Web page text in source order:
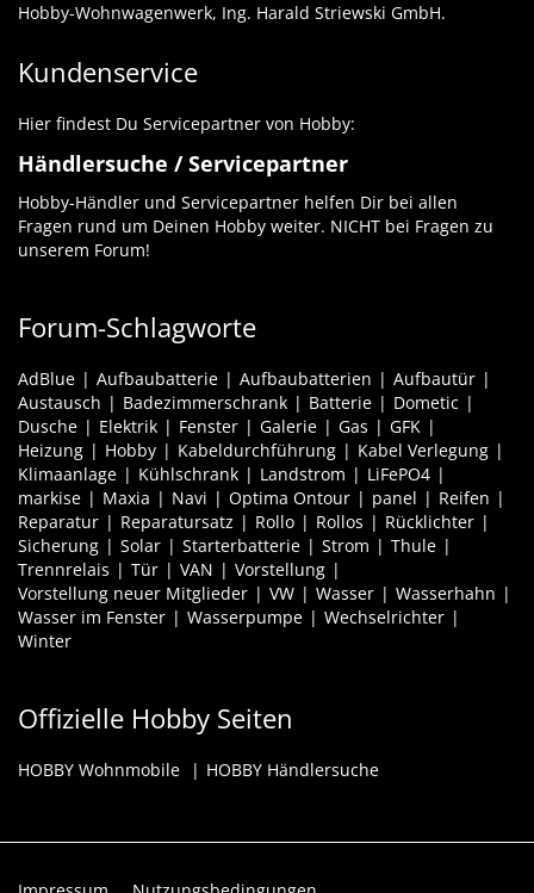
Hobby-Wohnwagenwerk, Ing. Harald Striewski GmbH.
Kundenservice
Hier findest Du Servicepartner von Hobby:
Händlersuche / Servicepartner
Hobby-Händler und Servicepartner helfen Dir bei allen
Fragen rund um Deinen Hobby weiter. NICHT bei Fragen zu
unserem Forum!
Forum-Schlagworte
AdBlue Aufbaubatterie Aufbaubatterien
Aufbautür
Austausch
Badezimmerschrank Batterie
Dometic
Dusche
Elektrik Fenster Galerie Gas
GFK
Heizung
Hobby Kabeldurchführung
Kabel Verlegung
Klimaanlage
Kühlschrank Landstrom
LiFePO4
markise
Maxia Navi Optima Ontour panel
Reifen
Reparatur
Reparatursatz Rollo Rollos
Rücklichter
Sicherung
Solar Starterbatterie Strom
Thule
Trennrelais
Tür VAN
Vorstellung
Vorstellung neuer Mitglieder
VW Wasser
Wasserhahn
Wasser im Fenster
Wasserpumpe
Wechselrichter
Winter
Offizielle Hobby Seiten
HOBBY Wohnmobile HOBBY Händlersuche